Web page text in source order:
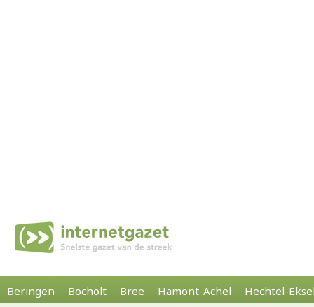
Beringen Bocholt Bree Hamont-Achel Hechtel-